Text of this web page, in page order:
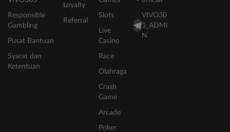
Responsible
Gambling
Pusat Bantuan
Syarat dan
Ketentuan
Loyalty
Referral
Slots
Live
Casino
Race
Olahraga
Crash
Game
Arcade
Poker
VIVO30
3_ADMI
N